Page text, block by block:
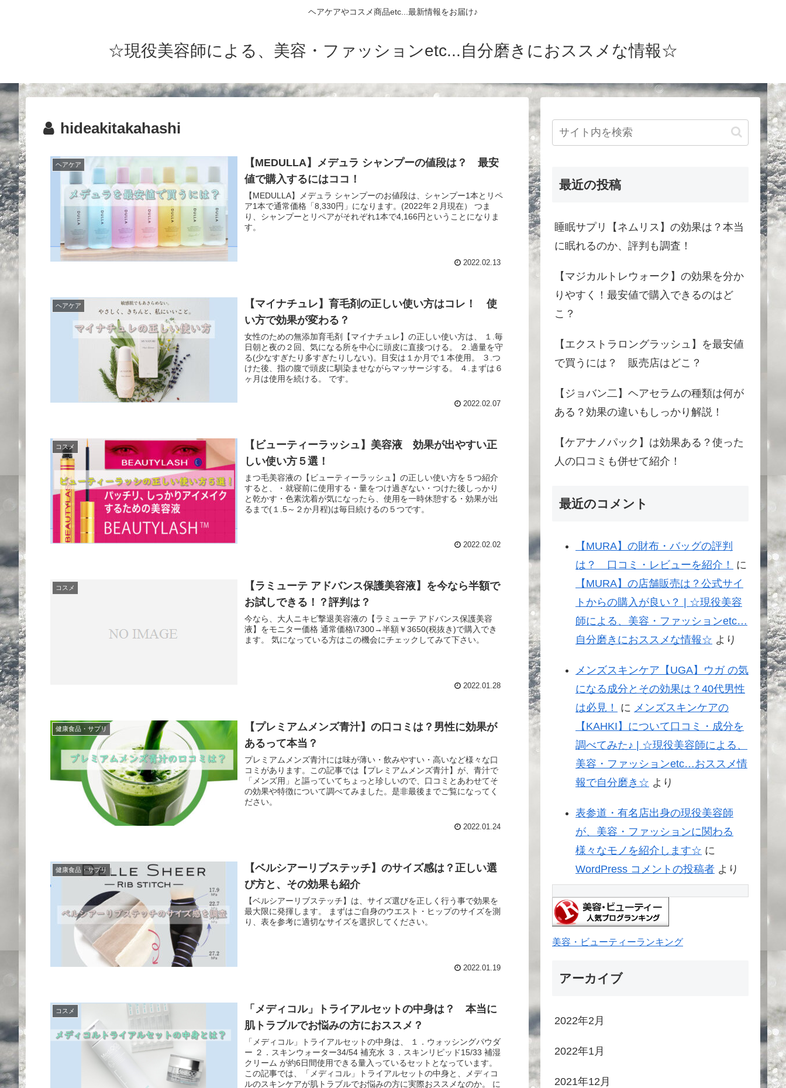
ヘアケアやコスメ商品etc...最新情報をお届け♪
☆現役美容師による、美容・ファッションetc...自分磨きにおススメな情報☆
hideakitakahashi
ヘアケア
【MEDULLA】メデュラ シャンプーの値段は？ 最安
値で購入するにはココ！
【MEDULLA】メデュラ シャンプーのお値段は、シャンプー1本とリペ
ア1本で通常価格「8,330円」になります。(2022年２月現在） つま
り、シャンプーとリペアがそれぞれ1本で4,166円ということになりま
す。
2022.02.13
ヘアケア
【マイナチュレ】育毛剤の正しい使い方はコレ！ 使
い方で効果が変わる？
女性のための無添加育毛剤【マイナチュレ】の正しい使い方は、 １.毎
日朝と夜の２回、気になる所を中心に頭皮に直接つける。 ２.適量を守
る(少なすぎたり多すぎたりしない)。目安は１か月で１本使用。 ３.つ
けた後、指の腹で頭皮に馴染ませながらマッサージする。 ４.まずは６
ヶ月は使用を続ける。 です。
2022.02.07
コスメ
【ビューティーラッシュ】美容液 効果が出やすい正
しい使い方５選！
まつ毛美容液の【ビューティーラッシュ】の正しい使い方を５つ紹介
すると、・就寝前に使用する・量をつけ過ぎない・つけた後しっかり
と乾かす・色素沈着が気になったら、使用を一時休憩する・効果が出
るまで(１.5～２か月程)は毎日続けるの５つです。
2022.02.02
コスメ
【ラミューテ アドバンス保護美容液】を今なら半額で
お試しできる！？評判は？
今なら、大人ニキビ撃退美容液の【ラミューテ アドバンス保護美容
液】をモニター価格 通常価格\7300→半額￥3650(税抜き)で購入でき
ます。 気になっている方はこの機会にチェックしてみて下さい。
2022.01.28
健康食品・サプリ
【プレミアムメンズ青汁】の口コミは？男性に効果が
あるって本当？
プレミアムメンズ青汁には味が薄い・飲みやすい・高いなど様々な口
コミがあります。この記事では【プレミアムメンズ青汁】が、青汁で
「メンズ用」と謳っていてちょっと珍しいので、口コミとあわせてそ
の効果や特徴について調べてみました。是非最後までご覧になってく
ださい。
2022.01.24
健康食品・サプリ
【ベルシアーリブステッチ】のサイズ感は？正しい選
び方と、その効果も紹介
【ベルシアーリブステッチ】は、サイズ選びを正しく行う事で効果を
最大限に発揮します。 まずはご自身のウエスト・ヒップのサイズを測
り、表を参考に適切なサイズを選択してください。
2022.01.19
コスメ
「メディコル」トライアルセットの中身は？ 本当に
肌トラブルでお悩みの方におススメ？
「メディコル」トライアルセットの中身は、 １．ウォッシングパウダ
ー ２．スキンウォーター34/54 補充水 ３．スキンリピッド15/33 補湿
クリーム が約6日間使用できる量入っているセットとなっています。
この記事では、「メディコル」トライアルセットの中身と、メディコ
ルのスキンケアが肌トラブルでお悩みの方に実際おススメなのか。 に
最近の投稿
睡眠サプリ【ネムリス】の効果は？本当
に眠れるのか、評判も調査！
【マジカルトレウォーク】の効果を分か
りやすく！最安値で購入できるのはど
こ？
【エクストラロングラッシュ】を最安値
で買うには？ 販売店はどこ？
【ジョバン二】ヘアセラムの種類は何が
ある？効果の違いもしっかり解説！
【ケアナノパック】は効果ある？使った
人の口コミも併せて紹介！
最近のコメント
【MURA】の財布・バッグの評判
は？ 口コミ・レビューを紹介！
に
【MURA】の店舗販売は？公式サイ
トからの購入が良い？ | ☆現役美容
師による、美容・ファッションetc…
自分磨きにおススメな情報☆ より
メンズスキンケア【UGA】ウガ の気
になる成分とその効果は？40代男性
は必見！
に メンズスキンケアの
【KAHKI】について口コミ・成分を
調べてみた♪ | ☆現役美容師による、
美容・ファッションetc…おススメ情
報で自分磨き☆ より
表参道・有名店出身の現役美容師
が、美容・ファッションに関わる
様々なモノを紹介します☆ に
WordPress コメントの投稿者 より
美容・ビューティーランキング
アーカイブ
2022年2月
2022年1月
2021年12月